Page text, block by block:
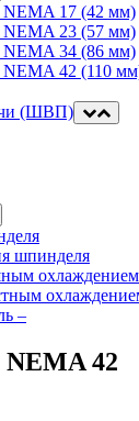
NEMA 17 (42 мм)
NEMA 23 (57 мм)
NEMA 34 (86 мм)
42 (110
(ШВП)
шпинделя
охлаждением
–
42